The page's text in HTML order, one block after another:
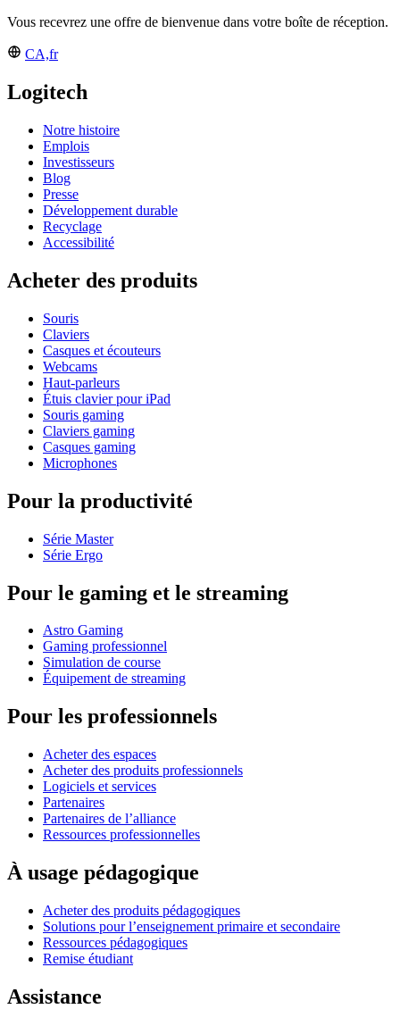
Vous recevrez une offre de bienvenue dans votre boîte de réception.
CA,fr
Logitech
Notre histoire
Emplois
Investisseurs
Blog
Presse
Développement durable
Recyclage
Accessibilité
Acheter des produits
Souris
Claviers
Casques et écouteurs
Webcams
Haut-parleurs
Étuis clavier pour iPad
Souris gaming
Claviers gaming
Casques gaming
Microphones
Pour la productivité
Série Master
Série Ergo
Pour le gaming et le streaming
Astro Gaming
Gaming professionnel
Simulation de course
Équipement de streaming
Pour les professionnels
Acheter des espaces
Acheter des produits professionnels
Logiciels et services
Partenaires
Partenaires de l’alliance
Ressources professionnelles
À usage pédagogique
Acheter des produits pédagogiques
Solutions pour l’enseignement primaire et secondaire
Ressources pédagogiques
Remise étudiant
Assistance